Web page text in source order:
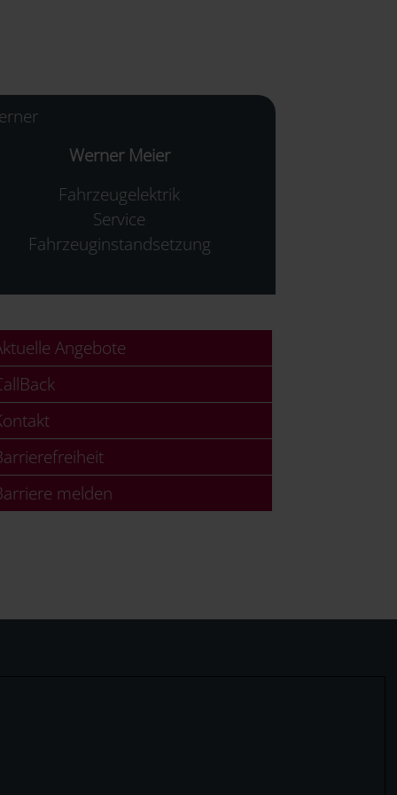
Werner Meier
Fahrzeugelektrik
Service
Fahrzeuginstandsetzung
Angebote
melden